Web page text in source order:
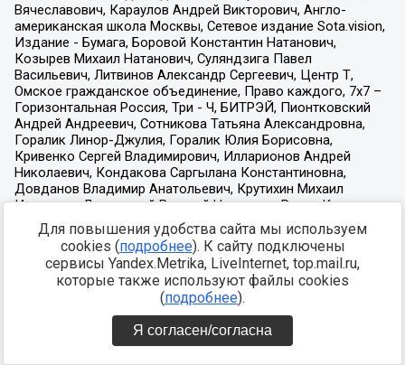
Для повышения удобства сайта мы используем
cookies (подробнее). К сайту подключены
сервисы Yandex.Metrika, LiveInternet, top.mail.ru,
которые также используют файлы cookies
(подробнее).
Я согласен/согласна